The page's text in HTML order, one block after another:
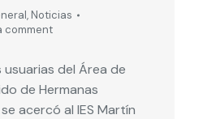
, Noticias
comment
del Área de
de Hermanas
acercó al IES Martín